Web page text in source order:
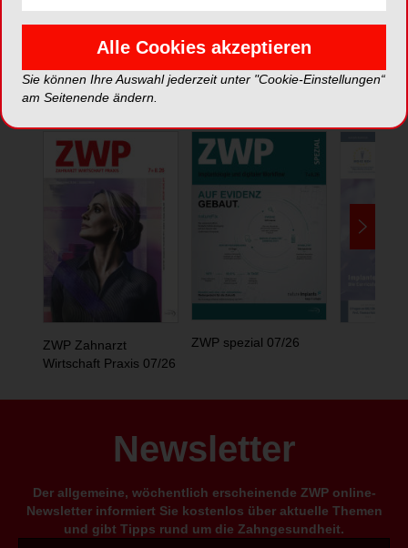
ePaper
ZWP Zahnarzt
Wirtschaft Praxis 07/26
ZWP spezial 07/26
Newsletter
Der allgemeine, wöchentlich erscheinende ZWP online-
Newsletter informiert Sie kostenlos über aktuelle Themen
und gibt Tipps rund um die Zahngesundheit.
Alle Cookies akzeptieren
Sie können Ihre Auswahl jederzeit unter "Cookie-Einstellungen“
am Seitenende ändern.